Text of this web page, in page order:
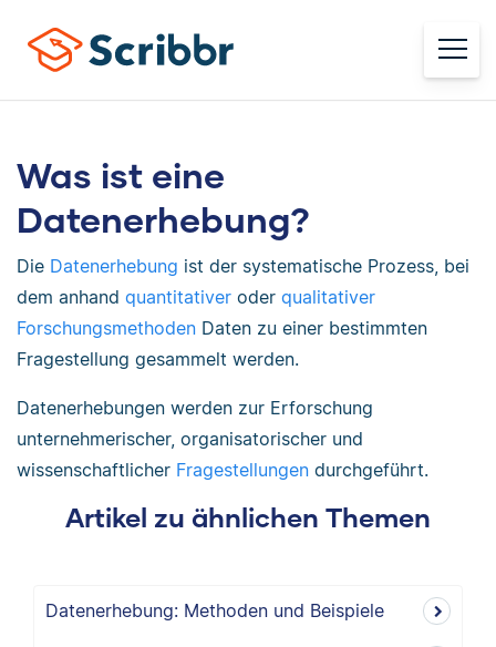
Was ist eine
Datenerhebung?
Die Datenerhebung ist der systematische Prozess, bei
dem anhand quantitativer oder qualitativer
Forschungsmethoden Daten zu einer bestimmten
Fragestellung gesammelt werden.
Datenerhebungen werden zur Erforschung
unternehmerischer, organisatorischer und
wissenschaftlicher Fragestellungen durchgeführt.
Artikel zu ähnlichen Themen
Datenerhebung: Methoden und Beispiele